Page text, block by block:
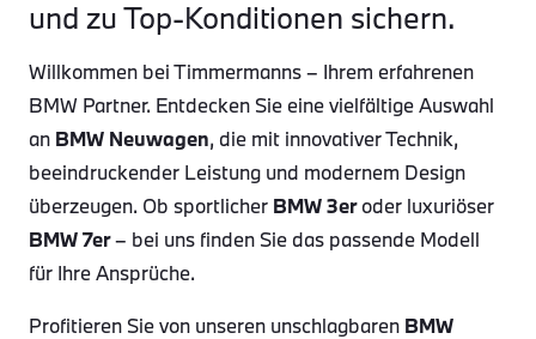
und zu Top-Konditionen sichern.
Willkommen bei Timmermanns – Ihrem erfahrenen
BMW Partner. Entdecken Sie eine vielfältige Auswahl
an BMW Neuwagen, die mit innovativer Technik,
beeindruckender Leistung und modernem Design
überzeugen. Ob sportlicher BMW 3eroder luxuriöser
BMW 7er– bei uns finden Sie das passende Modell
für Ihre Ansprüche.
Profitieren Sie von unseren unschlagbaren BMW